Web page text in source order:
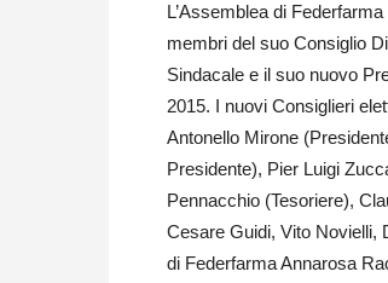
L’Assemblea di
membri del suo Consiglio
Sindacale e il suo nuovo
2015. I nuovi Consiglieri
Antonello Mirone
Presidente), Pier Luigi
Pennacchio (Tesoriere),
Cesare Guidi, Vito Novielli,
di Federfarma Annarosa